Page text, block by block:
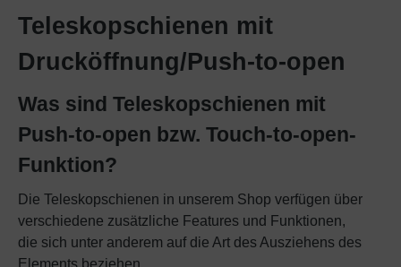
Teleskopschienen mit
Drucköffnung/Push-to-open
Was sind Teleskopschienen mit
Push-to-open bzw. Touch-to-open-
Funktion?
Die Teleskopschienen in unserem Shop verfügen über
verschiedene zusätzliche Features und Funktionen,
die sich unter anderem auf die Art des Ausziehens des